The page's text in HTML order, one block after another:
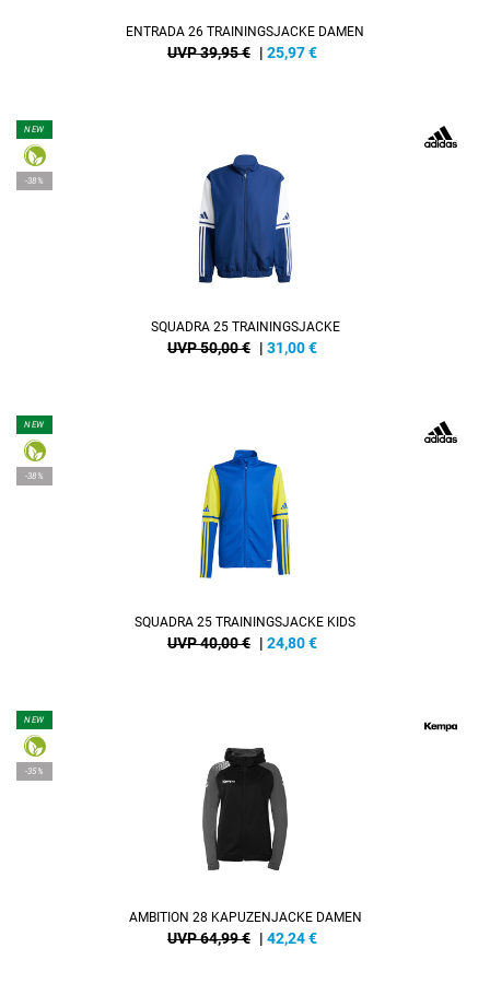
ENTRADA 26 TRAININGSJACKE DAMEN
UVP 39,95 € | 25,97€
NEW
-38%
SQUADRA 25 TRAININGSJACKE
UVP 50,00 € | 31,00€
NEW
-38%
SQUADRA 25 TRAININGSJACKE KIDS
UVP 40,00 € | 24,80€
NEW
-35%
AMBITION 28 KAPUZENJACKE DAMEN
UVP 64,99 € | 42,24€